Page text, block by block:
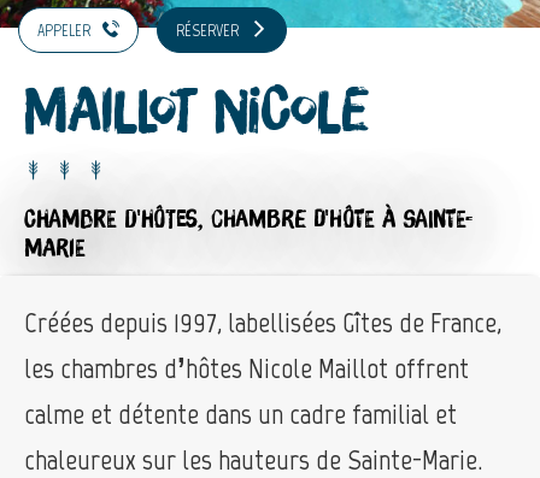
APPELER RÉSERVER
Maillot Nicole
CHAMBRE D'HÔTES, CHAMBRE D'HÔTE À SAINTE-
MARIE
Créées depuis 1997, labellisées Gîtes de France,
les chambres d’hôtes Nicole Maillot offrent
calme et détente dans un cadre familial et
chaleureux sur les hauteurs de Sainte-Marie.